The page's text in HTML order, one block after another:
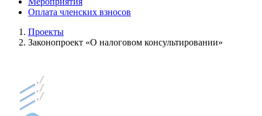
Оплата членских взносов
Проекты
Законопроект «О налоговом консультировании»